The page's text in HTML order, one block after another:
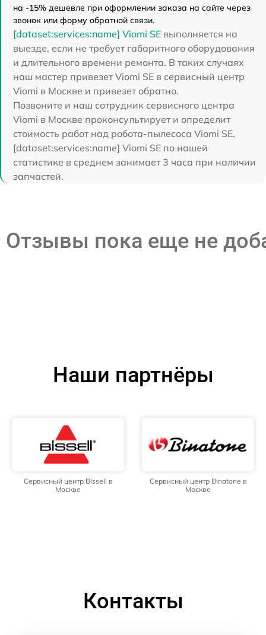
на -15% дешевле при оформлении заказа на сайте через
звонок или форму обратной связи.
[dataset:services:name] Viomi SE выполняется на
выезде, если не требует габаритного оборудования
и длительного времени ремонта. В таких случаях
наш мастер привезет Viomi SE в сервисный центр
Viomi в Москве и привезет обратно.
Позвоните и наш сотрудник сервисного центра
Viomi в Москве проконсультирует и определит
стоимость работ над робота-пылесоса Viomi SE.
[dataset:services:name] Viomi SE по нашей
статистике в среднем занимает 3 часа при наличии
запчастей.
Отзывы пока еще не
Наши партнёры
Сервисный центр Bissell в
Москве
Сервисный центр Binatone в
Москве
Контакты